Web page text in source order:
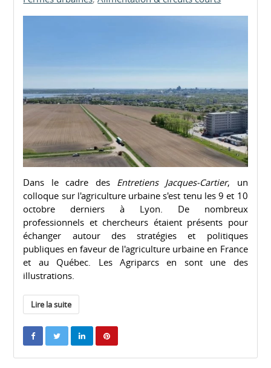
Dans le cadre des Entretiens Jacques-Cartier, un
colloque sur l'agriculture urbaine s'est tenu les 9 et 10
octobre derniers à Lyon. De nombreux
professionnels et chercheurs étaient présents pour
échanger autour des stratégies et politiques
publiques en faveur de l'agriculture urbaine en France
et au Québec. Les Agriparcs en sont une des
illustrations.
Lire la suite